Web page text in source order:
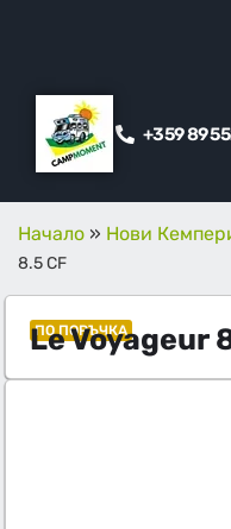
+359 89
Начало » Нови
8.5 CF
ПО ПОРЪЧКА
Le Voyageur